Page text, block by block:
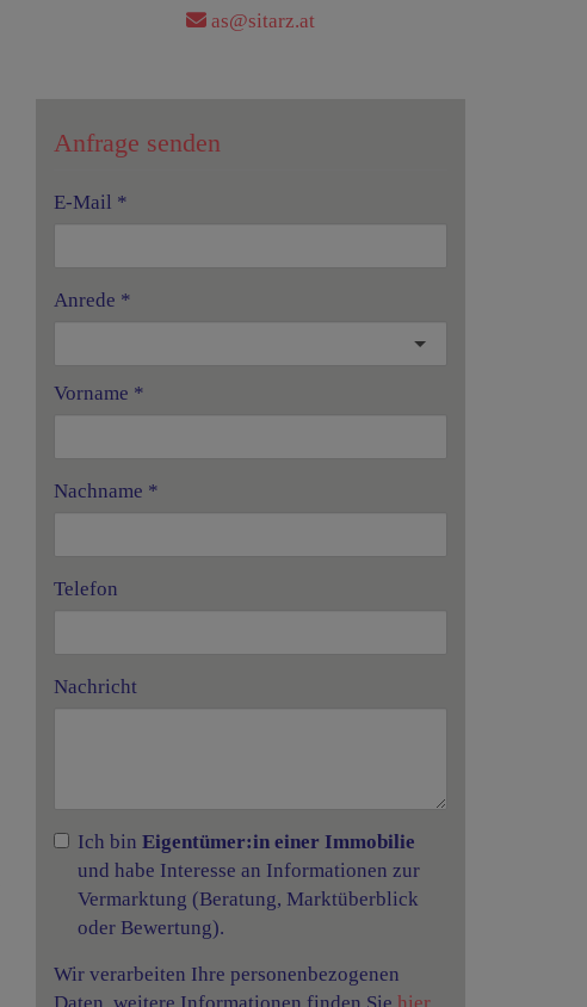
as@sitarz.at
Anfrage senden
E-Mail
Anrede
Vorname
Nachname
Telefon
Nachricht
Ich bin Eigentümer:in einer Immobilie
und habe Interesse an Informationen zur
Vermarktung (Beratung, Marktüberblick
oder Bewertung).
Wir verarbeiten Ihre personenbezogenen